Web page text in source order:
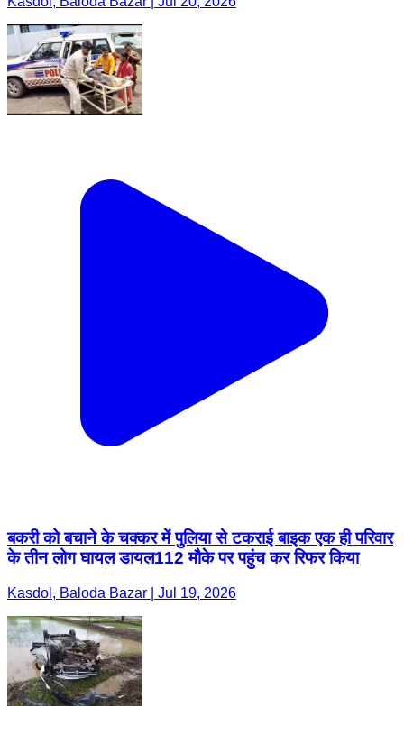
बकरी को बचाने के चक्कर में पुलिया से टकराई बाइक एक ही परिवार
के तीन लोग घायल डायल112 मौके पर पहुंच कर रिफर किया
Kasdol, Baloda Bazar | Jul 19, 2026